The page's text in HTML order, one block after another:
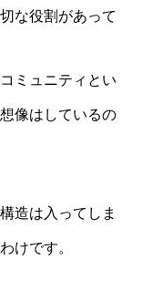
な役割があって
ミュニティとい
像はしているの
造は入ってしま
けです。